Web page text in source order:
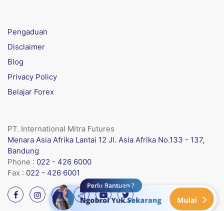
Pengaduan
Disclaimer
Blog
Privacy Policy
Belajar Forex
PT. International Mitra Futures
Menara Asia Afrika Lantai 12 Jl. Asia Afrika No.133 - 137,
Bandung
Phone : 022 - 426 6000
Fax : 022 - 426 6001